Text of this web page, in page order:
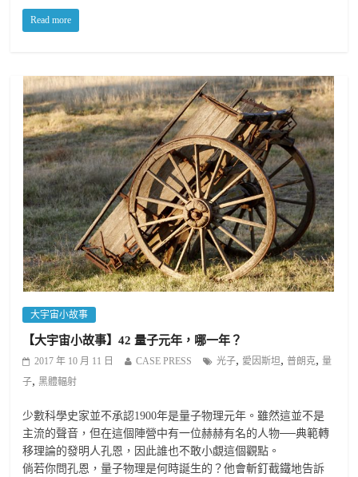
Read more
大宇宙小故事
【大宇宙小故事】42 量子元年，哪一年？
2017 年 10 月 11 日 CASE PRESS 光子, 愛因斯坦,普朗克,量
子,黑體輻射
少數科學史家並不承認1900年是量子物理元年。雖然這並不是
主流的聲音，但在這個陣營中有一位赫赫有名的人物──典範轉
移理論的發明人孔恩，因此誰也不敢小覷這個觀點。
倘若你問孔恩，量子物理是何時誕生的？他會斬釘截鐵地告訴